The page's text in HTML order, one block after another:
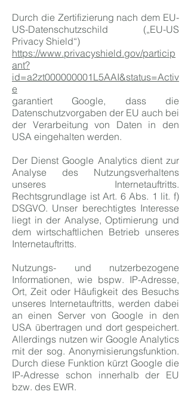
Durch die Zertifizierung nach dem EU-
US-Datenschutzschild („EU-US
Privacy Shield“)
https://www.privacyshield.gov/particip
ant?
id=a2zt000000001L5AAI&status=Activ
e
garantiert Google, dass die
Datenschutzvorgaben der EU auch bei
der Verarbeitung von Daten in den
USA eingehalten werden.
Der Dienst Google Analytics dient zur
Analyse des Nutzungsverhaltens
unseres Internetauftritts.
Rechtsgrundlage ist Art. 6 Abs. 1 lit. f)
DSGVO. Unser berechtigtes Interesse
liegt in der Analyse, Optimierung und
dem wirtschaftlichen Betrieb unseres
Internetauftritts.
Nutzungs- und nutzerbezogene
Informationen, wie bspw. IP-Adresse,
Ort, Zeit oder Häufigkeit des Besuchs
unseres Internetauftritts, werden dabei
an einen Server von Google in den
USA übertragen und dort gespeichert.
Allerdings nutzen wir Google Analytics
mit der sog. Anonymisierungsfunktion.
Durch diese Funktion kürzt Google die
IP-Adresse schon innerhalb der EU
bzw. des EWR.